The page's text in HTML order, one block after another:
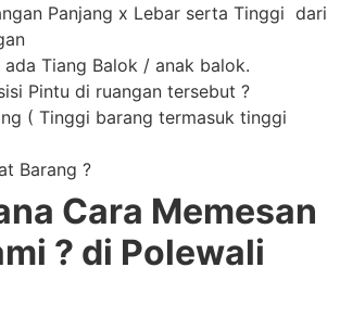
Panjang x Lebar serta Tinggi dari
ada Tiang Balok / anak balok.
Pintu di ruangan tersebut ?
( Tinggi barang termasuk tinggi
Barang ?
Cara Memesan
? di Polewali